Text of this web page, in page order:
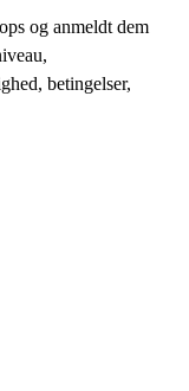
og anmeldt dem
betingelser,